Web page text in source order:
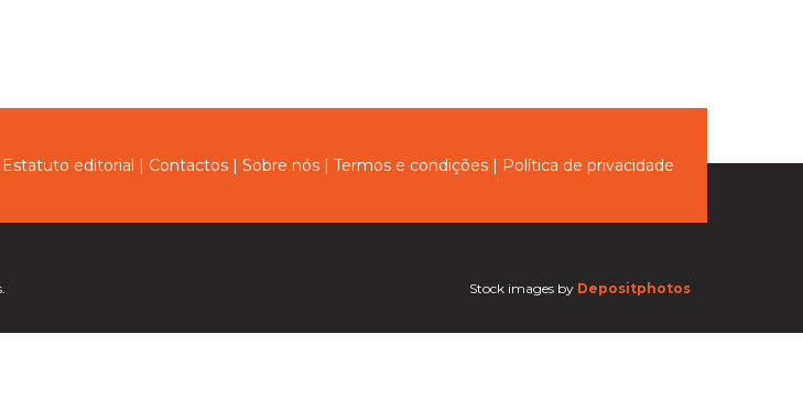
Estatuto editorial | Contactos | Sobre nós | Termos e condições | Política de privacidade
Stock images by Depositphotos